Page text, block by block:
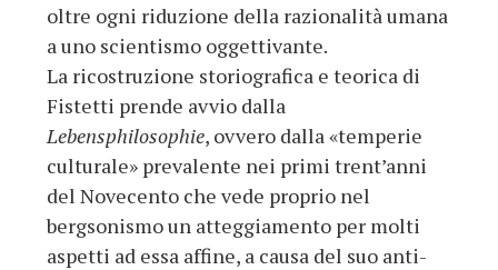
oltre ogni riduzione della razionalità umana
a uno scientismo oggettivante.
La ricostruzione storiografica e teorica di
Fistetti prende avvio dalla
Lebensphilosophie, ovvero dalla «temperie
culturale» prevalente nei primi trent’anni
del Novecento che vede proprio nel
bergsonismo un atteggiamento per molti
aspetti ad essa affine, a causa del suo anti-